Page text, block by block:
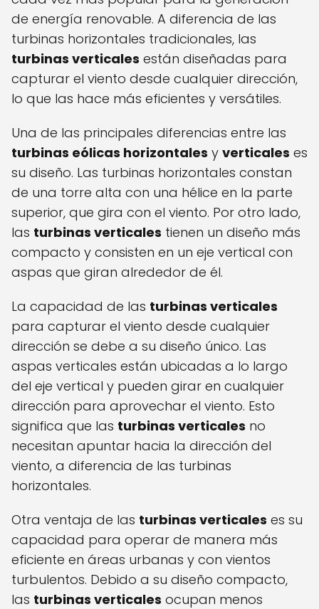
de energía renovable. A diferencia de las
turbinas horizontales tradicionales, las
turbinas verticales están diseñadas para
capturar el viento desde cualquier dirección,
lo que las hace más eficientes y versátiles.
Una de las principales diferencias entre las
turbinas eólicas horizontales y verticales es
su diseño. Las turbinas horizontales constan
de una torre alta con una hélice en la parte
superior, que gira con el viento. Por otro lado,
las turbinas verticales tienen un diseño más
compacto y consisten en un eje vertical con
aspas que giran alrededor de él.
La capacidad de las turbinas verticales
para capturar el viento desde cualquier
dirección se debe a su diseño único. Las
aspas verticales están ubicadas a lo largo
del eje vertical y pueden girar en cualquier
dirección para aprovechar el viento. Esto
significa que las turbinas verticales no
necesitan apuntar hacia la dirección del
viento, a diferencia de las turbinas
horizontales.
Otra ventaja de las turbinas verticales es su
capacidad para operar de manera más
eficiente en áreas urbanas y con vientos
turbulentos. Debido a su diseño compacto,
las turbinas verticales ocupan menos